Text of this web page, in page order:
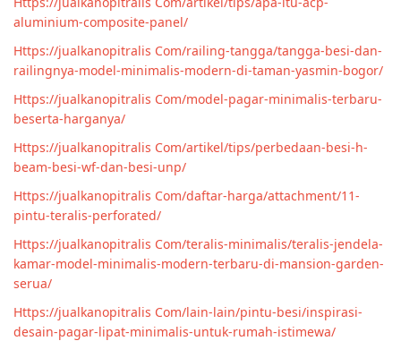
aluminium-composite-panel/
Https://jualkanopitralis Com/railing-tangga/tangga-besi-dan-
railingnya-model-minimalis-modern-di-taman-yasmin-bogor/
Https://jualkanopitralis Com/model-pagar-minimalis-terbaru-
beserta-harganya/
Https://jualkanopitralis Com/artikel/tips/perbedaan-besi-h-
beam-besi-wf-dan-besi-unp/
Https://jualkanopitralis Com/daftar-harga/attachment/11-
pintu-teralis-perforated/
Https://jualkanopitralis Com/teralis-minimalis/teralis-jendela-
kamar-model-minimalis-modern-terbaru-di-mansion-garden-
serua/
Https://jualkanopitralis Com/lain-lain/pintu-besi/inspirasi-
desain-pagar-lipat-minimalis-untuk-rumah-istimewa/